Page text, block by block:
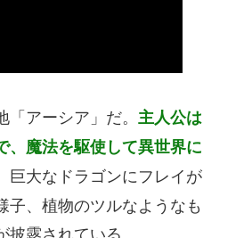
アーシア」だ。 主人公は
、魔法を駆使して異世界に
巨大なドラゴンにフレイが
、植物のツルなようなも
露されている。